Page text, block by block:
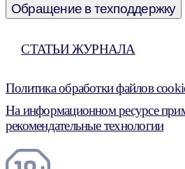
Обращение в техподдержку
СТАТЬИ ЖУРНАЛА
Политика обработки файлов
На информационном ресурсе
рекомендательные технологии